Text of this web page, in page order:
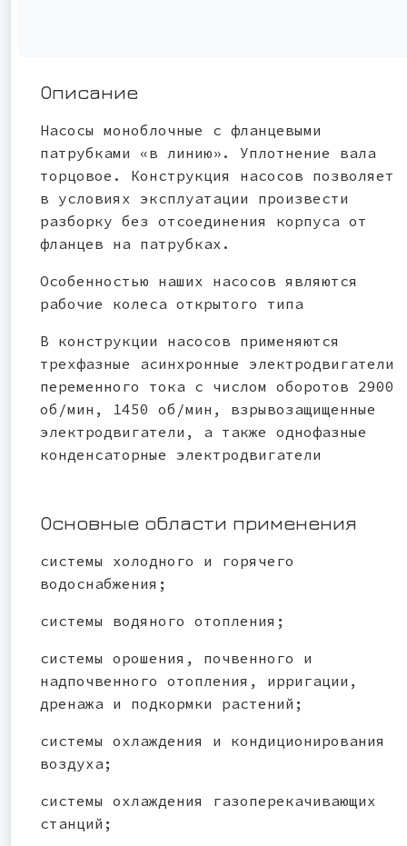
Описание
Насосы моноблочные с фланцевыми
патрубками «в линию». Уплотнение вала
торцовое. Конструкция насосов позволяет
в условиях эксплуатации произвести
разборку без отсоединения корпуса от
фланцев на патрубках.
Особенностью наших насосов являются
рабочие колеса открытого типа
В конструкции насосов применяются
трехфазные асинхронные электродвигатели
переменного тока с числом оборотов 2900
об/мин, 1450 об/мин, взрывозащищенные
электродвигатели, а также однофазные
конденсаторные электродвигатели
Основные области применения
системы холодного и горячего
водоснабжения;
системы водяного отопления;
системы орошения, почвенного и
надпочвенного отопления, ирригации,
дренажа и подкормки растений;
системы охлаждения и кондиционирования
воздуха;
системы охлаждения газоперекачивающих
станций;